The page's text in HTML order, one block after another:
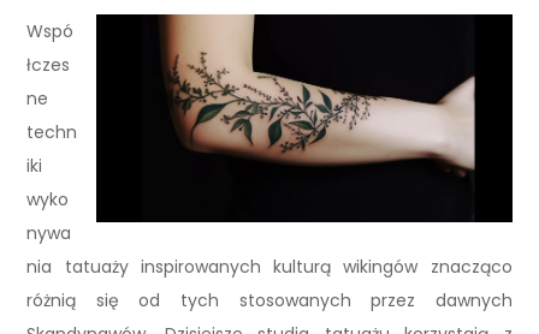
Wspó
łczes
ne
techn
iki
wyko
nywa
nia tatuaży inspirowanych kulturą wikingów znacząco
różnią się od tych stosowanych przez dawnych